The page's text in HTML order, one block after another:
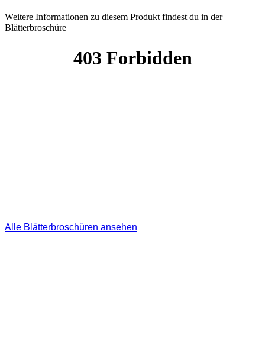
Weitere Informationen zu diesem Produkt findest du in der
Blätterbroschüre
Alle Blätterbroschüren ansehen